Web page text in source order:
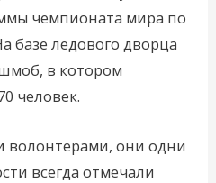
чемпионата мира по
базе ледового дворца
в котором
человек.
они одни
всегда отмечали